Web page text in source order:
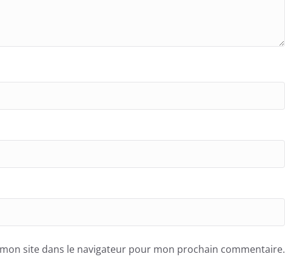
site dans le navigateur pour mon prochain commentaire.